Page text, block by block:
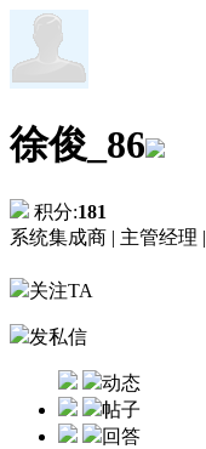
徐俊_86
积分:181
系统集成商 | 主管经理 |
关注TA
发私信
动态
帖子
回答